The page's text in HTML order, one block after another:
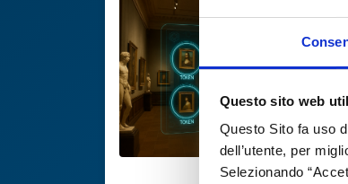
Questo sito web
Questo Sito fa uso
dell’utente, per
Selezionando